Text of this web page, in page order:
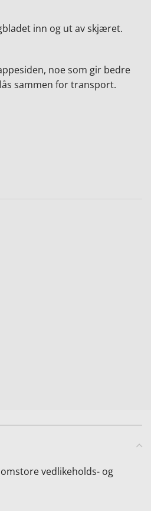
inn og ut av skjæret.
noe som gir bedre
sammen for transport.
vedlikeholds- og